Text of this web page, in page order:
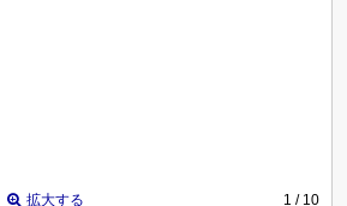
拡大する 1 / 10